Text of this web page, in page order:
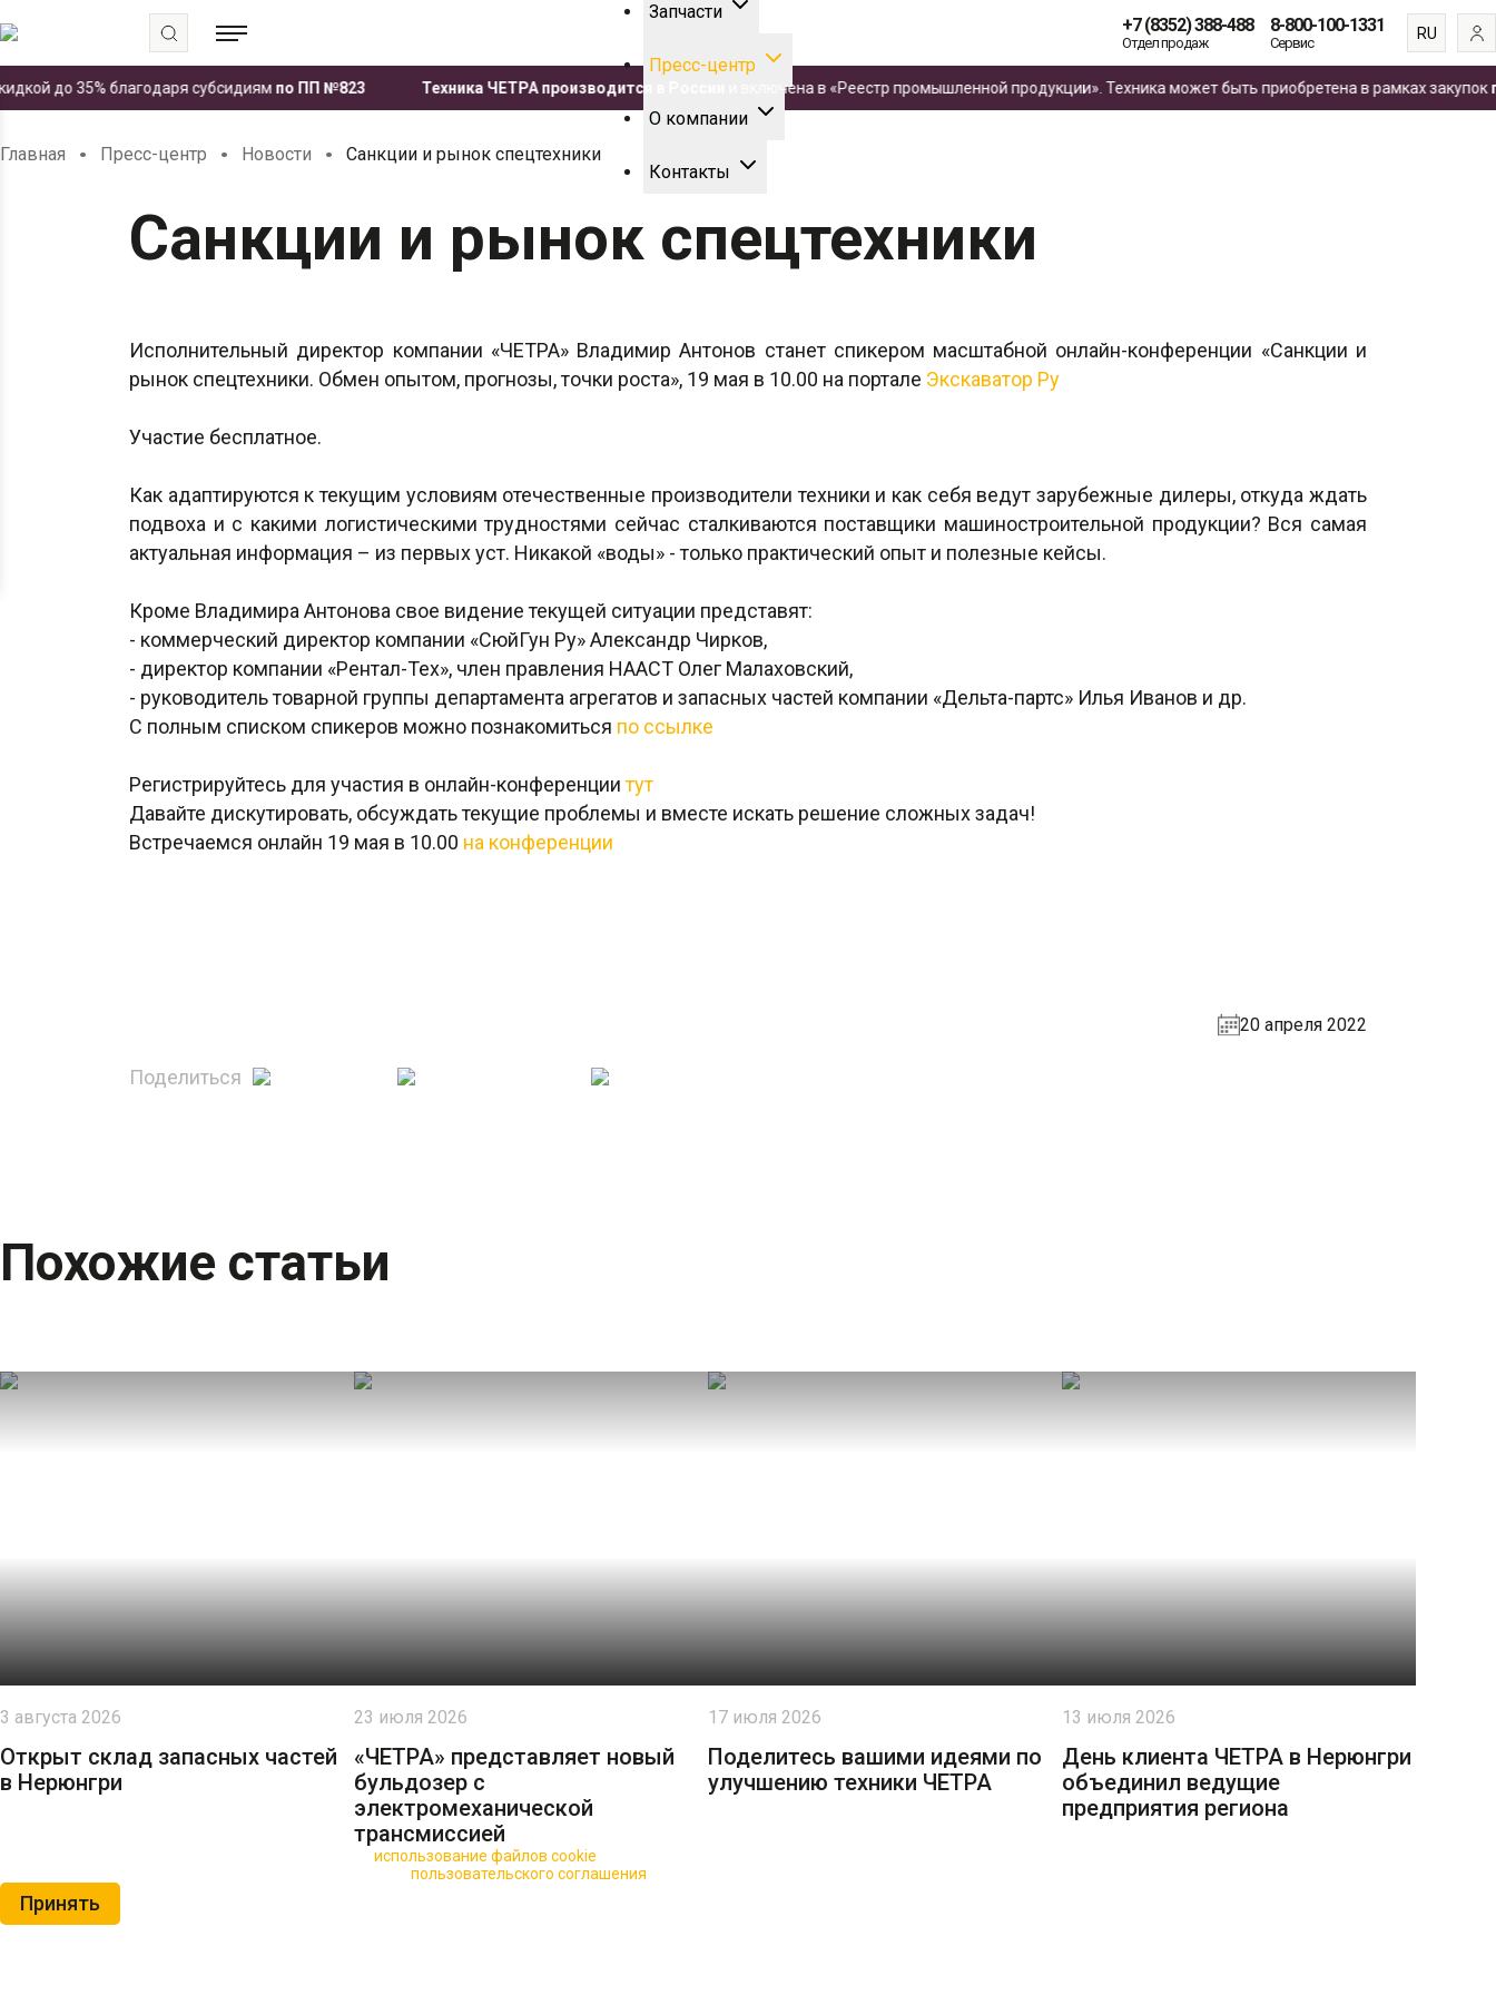
Запчасти
Пресс-центр
О компании
Контакты
+7 (8352) 388-488
Отдел продаж
8-800-100-1331
Сервис
RU
EN
ES
до 35% благодаря субсидиямпо ПП №823 Техника ЧЕТРА производится в России и включена в «Реестр промышленной продукции». Техника может быть приобретена в рамках закупокпо
Главная . Пресс-центр . Новости . Санкции и рынок спецтехники
Санкции и рынок спецтехники
Исполнительный директор компании «ЧЕТРА» Владимир Антонов станет спикером масштабной онлайн-конференции «Санкции и
рынок спецтехники. Обмен опытом, прогнозы, точки роста», 19 мая в 10.00 на портале Экскаватор Ру
Участие бесплатное.
Как адаптируются к текущим условиям отечественные производители техники и как себя ведут зарубежные дилеры, откуда ждать
подвоха и с какими логистическими трудностями сейчас сталкиваются поставщики машиностроительной продукции? Вся самая
актуальная информация – из первых уст. Никакой «воды» - только практический опыт и полезные кейсы.
Кроме Владимира Антонова свое видение текущей ситуации представят:
- коммерческий директор компании «СюйГун Ру» Александр Чирков,
- директор компании «Рентал-Тех», член правления НААСТ Олег Малаховский,
- руководитель товарной группы департамента агрегатов и запасных частей компании «Дельта-партс» Илья Иванов и др.
С полным списком спикеров можно познакомиться по ссылке
Регистрируйтесь для участия в онлайн-конференциитут
Давайте дискутировать, обсуждать текущие проблемы и вместе искать решение сложных задач!
Встречаемся онлайн 19 мая в 10.00 на конференции
Поделиться
20 апреля 2022
Похожие статьи
3 августа 2026
Открыт склад запасных частей
в Нерюнгри
23 июля 2026
«ЧЕТРА» представляет новый
бульдозер с
электромеханической
трансмиссией
17 июля 2026
Поделитесь вашими идеями по
улучшению техники ЧЕТРА
13 июля 2026
День клиента ЧЕТРА в Нерюнгри
объединил ведущие
предприятия региона
использование файлов cookie
пользовательского соглашения
Принять